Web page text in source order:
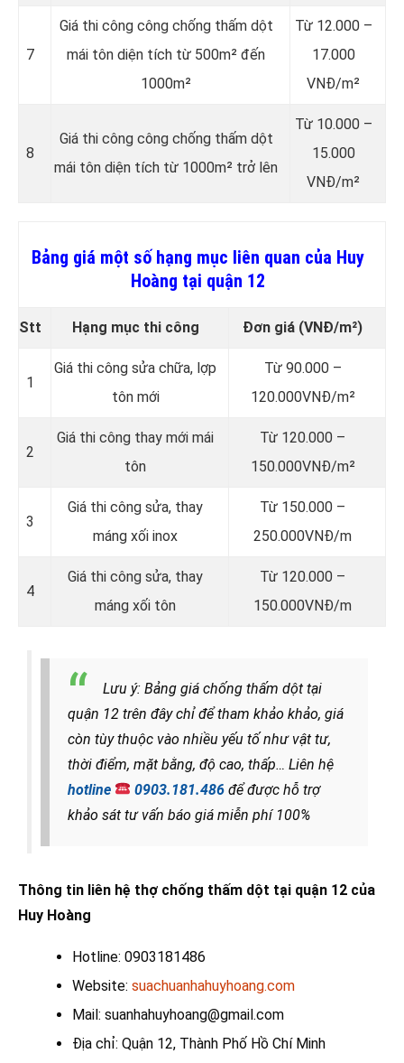
7
Giá thi công công chống thấm dột
mái tôn diện tích từ 500m² đến
1000m²
Từ 12.000 –
17.000
VNĐ/m²
8
Giá thi công công chống thấm dột
mái tôn diện tích từ 1000m² trở lên
Từ 10.000 –
15.000
VNĐ/m²
Bảng giá một số hạng mục liên quan của Huy
Hoàng tại quận 12
Stt Hạng mục thi công Đơn giá (VNĐ/m²)
1
Giá thi công sửa chữa, lợp
tôn mới
Từ 90.000 –
120.000VNĐ/m²
2
Giá thi công thay mới mái
tôn
Từ 120.000 –
150.000VNĐ/m²
3
Giá thi công sửa, thay
máng xối inox
Từ 150.000 –
250.000VNĐ/m
4
Giá thi công sửa, thay
máng xối tôn
Từ 120.000 –
150.000VNĐ/m
Lưu ý: Bảng giá chống thấm dột tại
quận 12 trên đây chỉ để tham khảo khảo, giá
còn tùy thuộc vào nhiều yếu tố như vật tư,
thời điểm, mặt bằng, độ cao, thấp… Liên hệ
hotline
0903.181.486 để được hỗ trợ
khảo sát tư vấn báo giá miễn phí 100%
Thông tin liên hệ thợ chống thấm dột tại quận 12 của
Huy Hoàng
Hotline: 0903181486
Website: suachuanhahuyhoang.com
Mail: suanhahuyhoang@gmail.com
Địa chỉ: Quận 12, Thành Phố Hồ Chí Minh